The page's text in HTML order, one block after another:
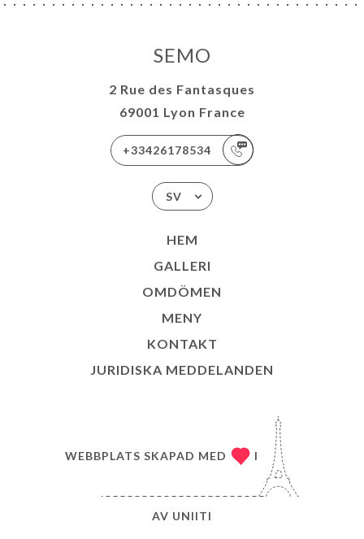
SEMO
2 Rue des Fantasques
69001 Lyon France
+33426178534
SV
HEM
GALLERI
OMDÖMEN
MENY
KONTAKT
JURIDISKA MEDDELANDEN
WEBBPLATS SKAPAD MED I
AV UNIITI